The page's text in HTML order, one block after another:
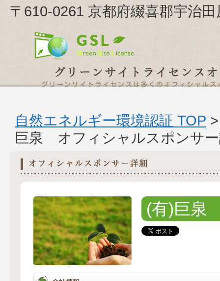
〒610-0261 京都府綴喜郡宇治
自然エネルギー環境認証 TOP
巨泉 オフィシャルスポンサ
(有)巨泉